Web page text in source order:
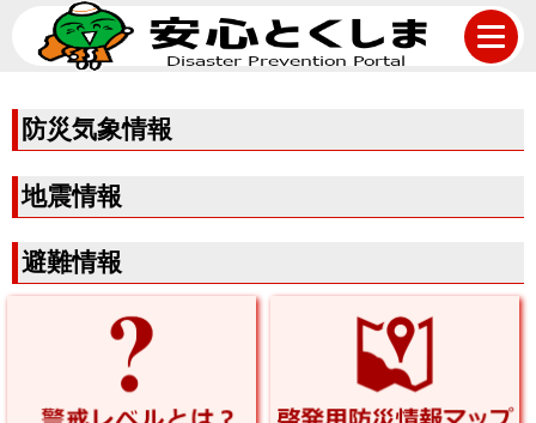
防
災
気
象
情
防災気象情報
地震情報
避難情報